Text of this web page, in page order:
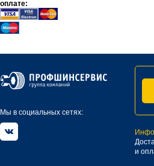
оплате:
Мы в социальных сетях:
и